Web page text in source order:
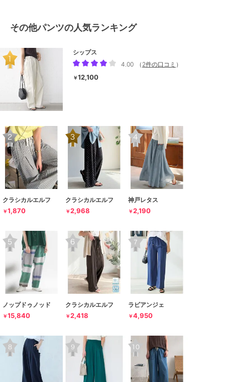
その他パンツの人気ランキング
シップス
4.00
（ 2件の口コミ ）
￥12,100
クラシカルエルフ
￥1,870
クラシカルエルフ
￥2,968
神戸レタス
￥2,190
ノップドゥノッド
￥15,840
クラシカルエルフ
￥2,418
ラビアンジェ
￥4,950